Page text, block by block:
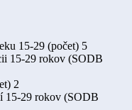
15-29 (počet) 5
15-29 rokov (SODB
2
15-29 rokov (SODB